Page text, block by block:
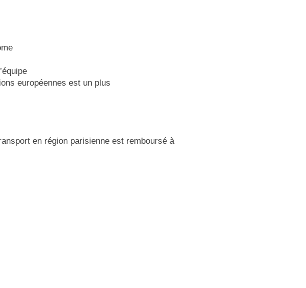
européennes est un plus
en région parisienne est remboursé à